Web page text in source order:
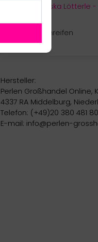
Franziska Lötterle
leichter, Armreifen
Hersteller:
Perlen Großhandel Online,
4337 RA Middelburg,
Telefon: (+49)20 380 481
E-mail: info@perlen-